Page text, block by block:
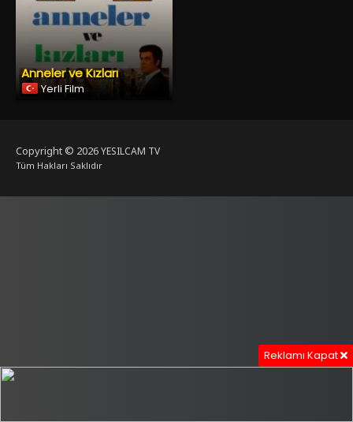
Anneler ve Kızları
Yerli Film
Copyright © 2026YESILCAM TV
Tüm Hakları Saklıdır
Reklamı Kapat